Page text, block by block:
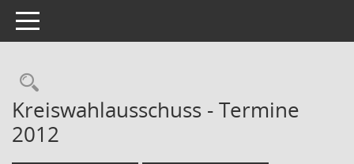
Toggle navigation
Rechercheauswahl
Kreiswahlausschuss - Termine
2012